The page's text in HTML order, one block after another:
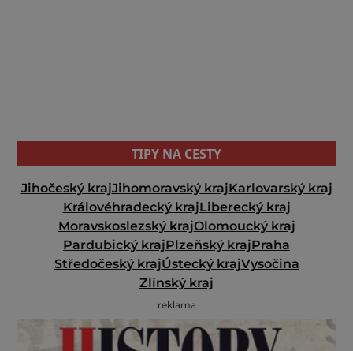
TIPY NA CESTY
Jihočeský krajJihomoravský krajKarlovarský kraj
Královéhradecký krajLiberecký kraj
Moravskoslezský krajOlomoucký kraj
Pardubický krajPlzeňský krajPraha
Středočeský krajÚstecký krajVysočina
Zlínský kraj
reklama